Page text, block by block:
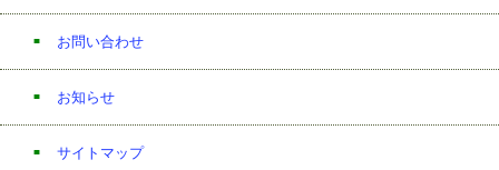
お問い合わせ
お知らせ
サイトマップ